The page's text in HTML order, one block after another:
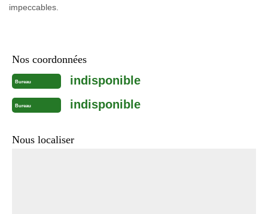
impeccables.
Nos coordonnées
Bureau indisponible
Bureau indisponible
Nous localiser